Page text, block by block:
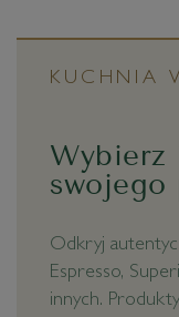
KUCHNIA
Wybierz
swojego
Odkryj
Espresso,
innych.